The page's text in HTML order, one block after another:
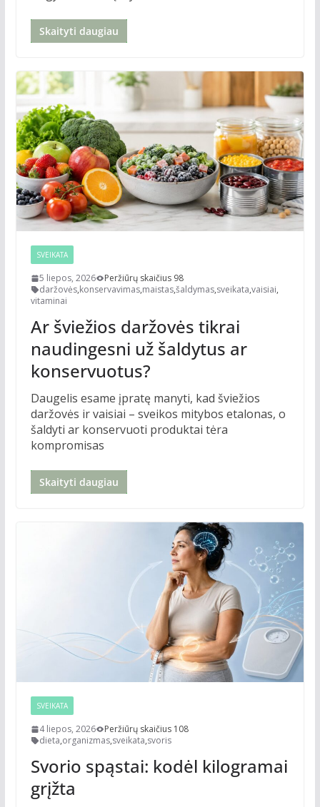
Skaityti daugiau
SVEIKATA
5 liepos, 2026
Peržiūrų skaičius 98
daržovės,konservavimas,maistas,šaldymas,sveikata,vaisiai,
vitaminai
Ar šviežios daržovės tikrai
naudingesni už šaldytus ar
konservuotus?
Daugelis esame įpratę manyti, kad šviežios
daržovės ir vaisiai – sveikos mitybos etalonas, o
šaldyti ar konservuoti produktai tėra
kompromisas
Skaityti daugiau
SVEIKATA
4 liepos, 2026
Peržiūrų skaičius 108
dieta,organizmas,sveikata,svoris
Svorio spąstai: kodėl kilogramai
grįžta